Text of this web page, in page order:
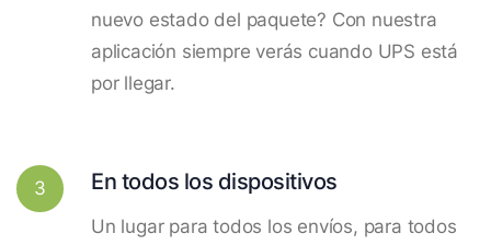
nuevo estado del paquete? Con nuestra
aplicación siempre verás cuando UPS está
por llegar.
3 En todos los dispositivos
Un lugar para todos los envíos, para todos